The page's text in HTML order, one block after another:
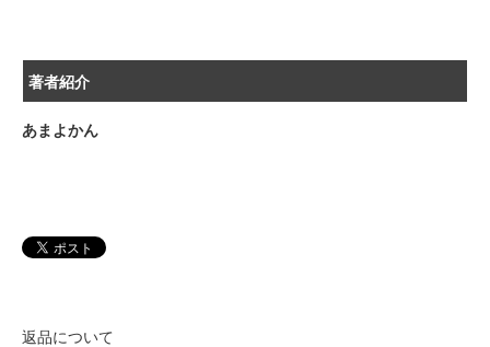
著者紹介
あまよかん
返品について